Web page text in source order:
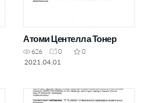
Атоми Центелла Тонер
626 0
0
2021.04.01